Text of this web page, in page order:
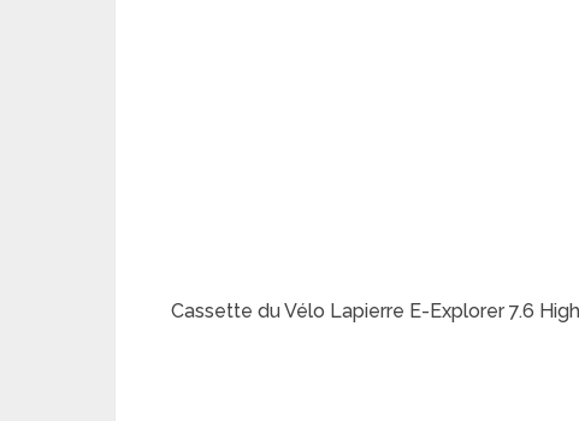
Cassette du Vélo Lapierre E-Explorer 7.6